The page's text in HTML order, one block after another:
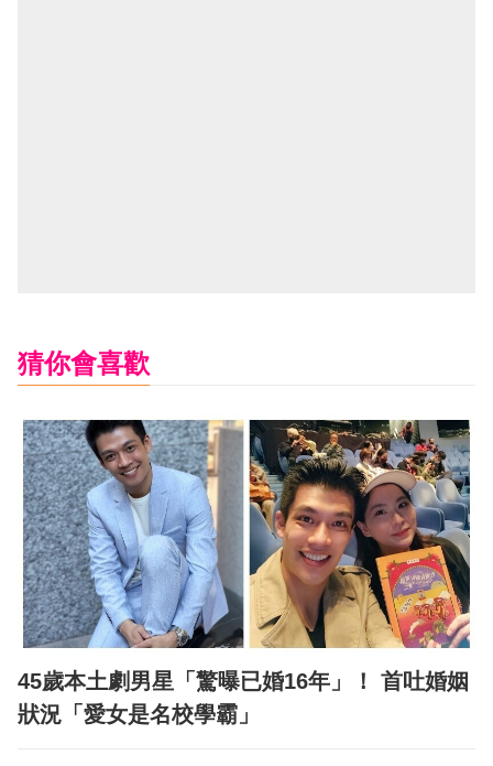
猜你會喜歡
45歲本土劇男星「驚曝已婚16年」！ 首吐婚姻
狀況「愛女是名校學霸」